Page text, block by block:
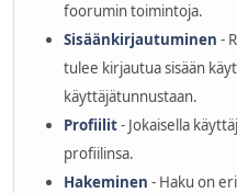
foorumin toimintoja.
Sisäänkirjautuminen -
tulee kirjautua sisään
käyttäjätunnustaan.
Profiilit- Jokaisella
profiilinsa.
Hakeminen - Haku on